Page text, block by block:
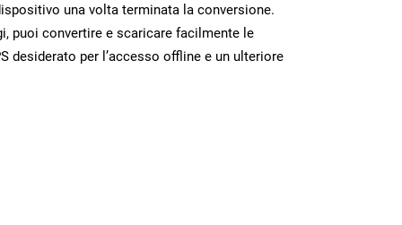
una volta terminata la conversione.
puoi convertire e scaricare facilmente le
desiderato per l’accesso offline e un ulteriore